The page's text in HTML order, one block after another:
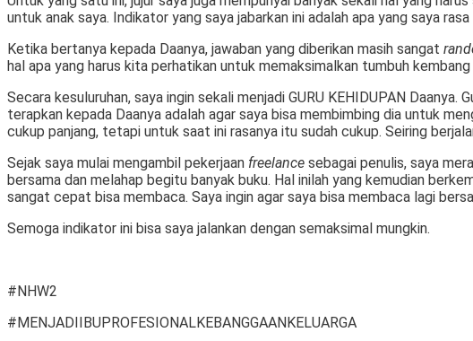
untuk anak saya. Indikator yang saya jabarkan ini adalah apa yang saya
Ketika bertanya kepada Daanya, jawaban yang diberikan masih sangat
hal apa yang harus kita perhatikan untuk memaksimalkan tumbuh kembang
Secara kesuluruhan, saya ingin sekali menjadi GURU KEHIDUPAN
terapkan kepada Daanya adalah agar saya bisa membimbing dia untuk
cukup panjang, tetapi untuk saat ini rasanya itu sudah cukup. Seiring
Sejak saya mulai mengambil pekerjaan freelance sebagai penulis, saya
bersama dan melahap begitu banyak buku. Hal inilah yang kemudian
sangat cepat bisa membaca. Saya ingin agar saya bisa membaca lagi
Semoga indikator ini bisa saya jalankan dengan semaksimal mungkin.
#NHW2
#MENJADIIBUPROFESIONALKEBANGGAANKELUARGA